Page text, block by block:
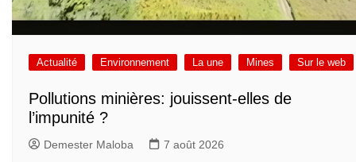
Actualité Environnement La une Mines Sur le web
Pollutions minières: jouissent-elles de
l’impunité ?
Demester Maloba 7 août 2026